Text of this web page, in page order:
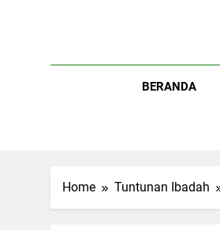
BERANDA
Home Tuntunan Ibadah